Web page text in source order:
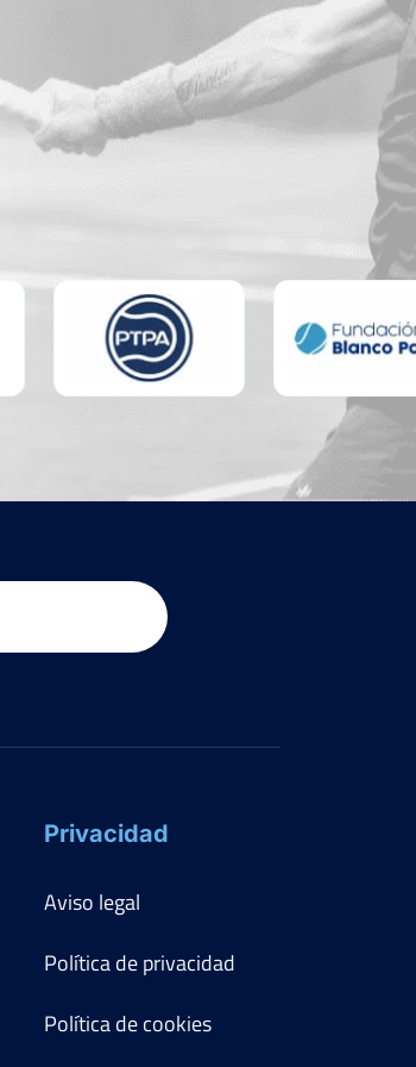
Privacidad
Aviso legal
Política de privacidad
Política de cookies